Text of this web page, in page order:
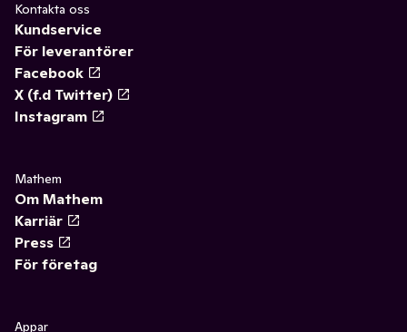
Kontakta oss
Kundservice
För leverantörer
Facebook
X (f.d Twitter)
Instagram
Mathem
Om Mathem
Karriär
Press
För företag
Appar